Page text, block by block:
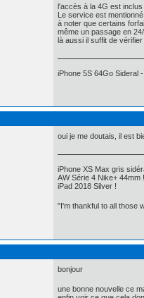
l'accès à la 4G est
Le service est
à noter que certains
même un passage en
là aussi il suffit de
iPhone 5S 64Go Sideral
oui je me doutais, il est
iPhone XS Max gris
AW Série 4 Nike+ 44mm
iPad 2018 Silver !
"I'm thankful to all those
bonjour
une bonne nouvelle ce